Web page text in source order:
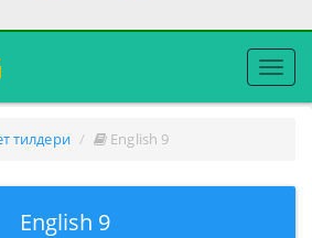
тилдери English 9
English 9